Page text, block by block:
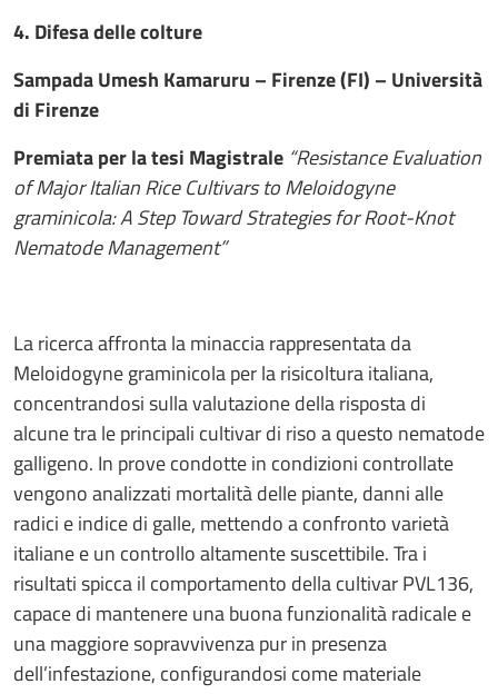
4. Difesa delle colture
Sampada Umesh Kamaruru – Firenze (FI) – Università
di Firenze
Premiata per la tesi Magistrale “Resistance Evaluation
of Major Italian Rice Cultivars to Meloidogyne
graminicola: A Step Toward Strategies for Root-Knot
Nematode Management”
La ricerca affronta la minaccia rappresentata da
Meloidogyne graminicola per la risicoltura italiana,
concentrandosi sulla valutazione della risposta di
alcune tra le principali cultivar di riso a questo nematode
galligeno. In prove condotte in condizioni controllate
vengono analizzati mortalità delle piante, danni alle
radici e indice di galle, mettendo a confronto varietà
italiane e un controllo altamente suscettibile. Tra i
risultati spicca il comportamento della cultivar PVL136,
capace di mantenere una buona funzionalità radicale e
una maggiore sopravvivenza pur in presenza
dell’infestazione, configurandosi come materiale